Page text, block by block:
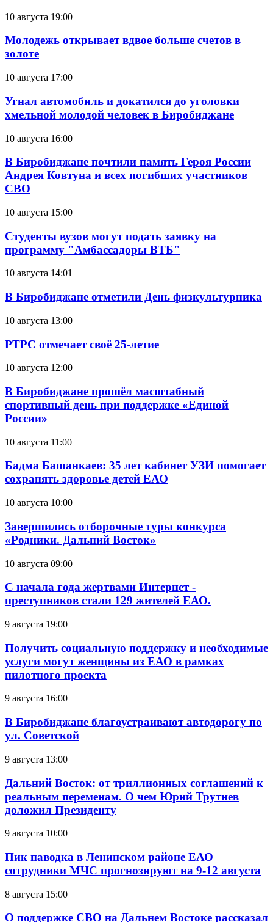
10 августа 19:00
Молодежь открывает вдвое больше счетов в
золоте
10 августа 17:00
Угнал автомобиль и докатился до уголовки
хмельной молодой человек в Биробиджане
10 августа 16:00
В Биробиджане почтили память Героя России
Андрея Ковтуна и всех погибших участников
СВО
10 августа 15:00
Студенты вузов могут подать заявку на
программу "Амбассадоры ВТБ"
10 августа 14:01
В Биробиджане отметили День физкультурника
10 августа 13:00
РТРС отмечает своё 25-летие
10 августа 12:00
В Биробиджане прошёл масштабный
спортивный день при поддержке «Единой
России»
10 августа 11:00
Бадма Башанкаев: 35 лет кабинет УЗИ помогает
сохранять здоровье детей ЕАО
10 августа 10:00
Завершились отборочные туры конкурса
«Родники. Дальний Восток»
10 августа 09:00
С начала года жертвами Интернет -
преступников стали 129 жителей ЕАО.
9 августа 19:00
Получить социальную поддержку и необходимые
услуги могут женщины из ЕАО в рамках
пилотного проекта
9 августа 16:00
В Биробиджане благоустраивают автодорогу по
ул. Советской
9 августа 13:00
Дальний Восток: от триллионных соглашений к
реальным переменам. О чем Юрий Трутнев
доложил Президенту
9 августа 10:00
Пик паводка в Ленинском районе ЕАО
сотрудники МЧС прогнозируют на 9-12 августа
8 августа 15:00
О поддержке СВО на Дальнем Востоке рассказал